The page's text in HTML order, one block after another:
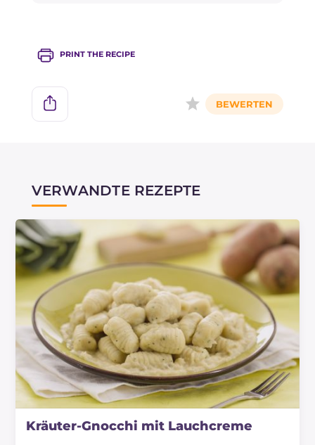
PRINT THE RECIPE
VERWANDTE REZEPTE
Kräuter-Gnocchi mit Lauchcreme